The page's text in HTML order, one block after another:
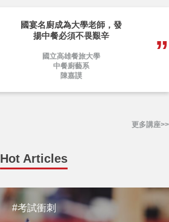
國宴名廚成為大學老師，發
揚中餐必須不畏艱辛
國立高雄餐旅大學
中餐廚藝系
陳嘉謨
更多講座>>
Hot Articles
#考試衝刺